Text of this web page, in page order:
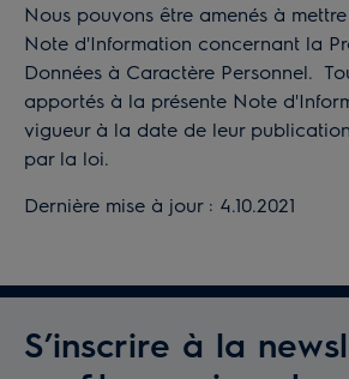
Nous pouvons être amenés à
Note d'Information concernant la
Données à Caractère Personnel.
apportés à la présente Note
vigueur à la date de leur
par la loi.
Dernière mise à jour : 4.10.2021
S’inscrire à la